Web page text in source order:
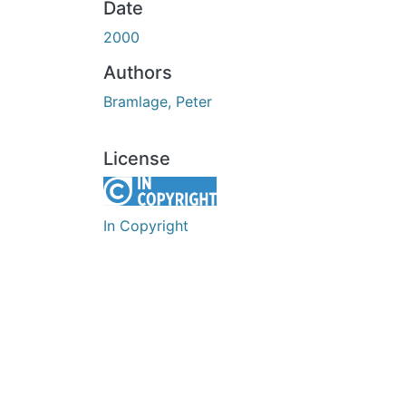
Date
2000
Authors
Bramlage, Peter
License
In Copyright